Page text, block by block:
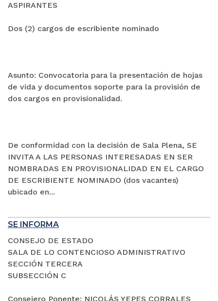
ASPIRANTES
Dos (2) cargos de escribiente nominado
Asunto: Convocatoria para la presentación de hojas
de vida y documentos soporte para la provisión de
dos cargos en provisionalidad.
De conformidad con la decisión de Sala Plena, SE
INVITA A LAS PERSONAS INTERESADAS EN SER
NOMBRADAS EN PROVISIONALIDAD EN EL CARGO
DE ESCRIBIENTE NOMINADO (dos vacantes)
ubicado en...
SE INFORMA
CONSEJO DE ESTADO
SALA DE LO CONTENCIOSO ADMINISTRATIVO
SECCIÓN TERCERA
SUBSECCIÓN C
Consejero Ponente: NICOLÁS YEPES CORRALES